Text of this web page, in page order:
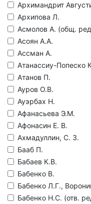
Архимандрит
Архипова Л.
Асмолов А. (общ.
Асоян А.А.
Ассман А.
Атанассиу-Попеско
Атанов П.
Ауров О.В.
Ауэрбах Н.
Афанасьева Э.М.
Афонасин Е. В.
Ахмадуллин, С. З.
Бааб П.
Бабаев К.В.
Бабенко В.
Бабенко Л.Г.,
Бабенко Н.С. (отв.